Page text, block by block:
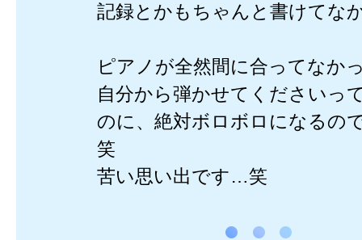
記録とかもちゃんと書けてな
ピアノが全然間に合ってなか
自分から弾かせてくださいっ
のに、絶対ボロボロになるの
笑
苦い思い出です…笑